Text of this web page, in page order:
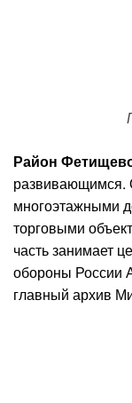
Район
развивающимся.
многоэтажными
торговыми
часть занимает
обороны России
главный архив